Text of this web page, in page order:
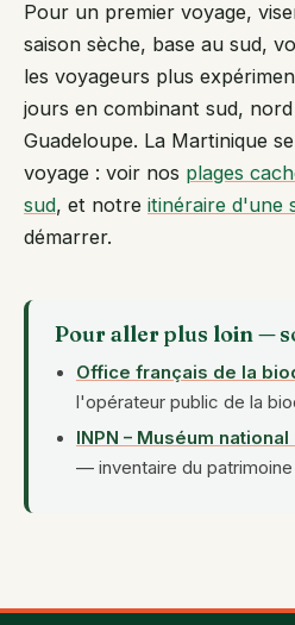
Pour un premier voyage,
saison sèche, base au sud,
les voyageurs plus
jours en combinant sud,
Guadeloupe. La Martinique
voyage : voir nos plages
sud, et notre itinéraire d'une
démarrer.
Pour aller plus loin —
Office français de la
l'opérateur public de la
INPN – Muséum
— inventaire du patrimoine